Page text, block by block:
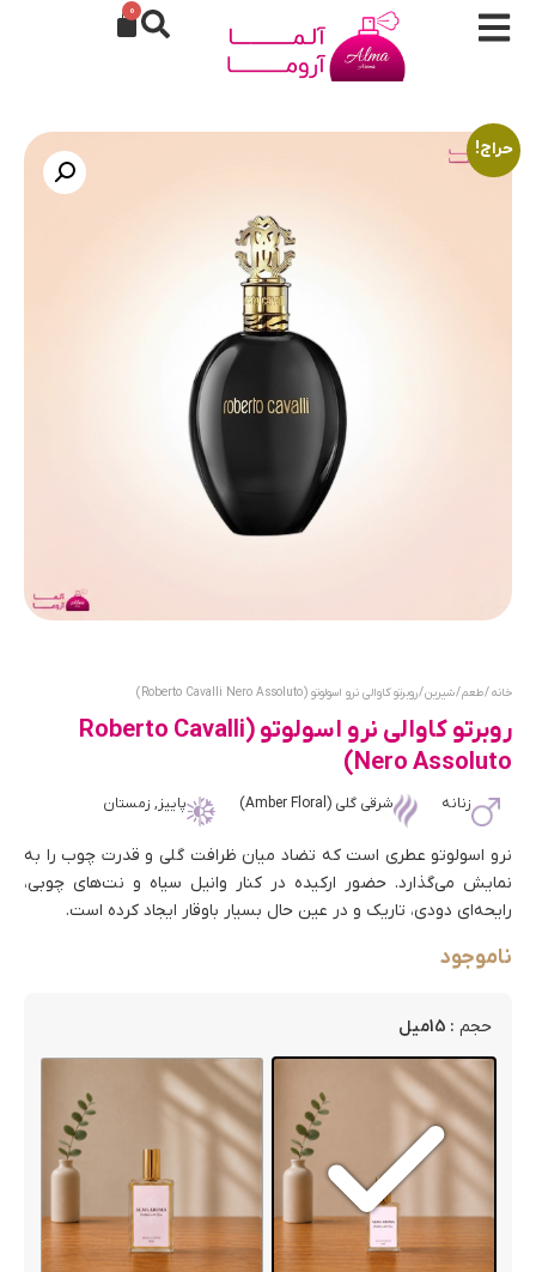
0
حراج!
خانه/طعم/شیرین/ روبرتو کاوالی نرو اسولوتو (Roberto Cavalli Nero Assoluto)
روبرتو کاوالی نرو اسولوتو (Roberto Cavalli
Nero Assoluto)
زنانه شرقی گلی (Amber Floral) پاییز, زمستان
نرو اسولوتو عطری است که تضاد میان ظرافت گلی و قدرت چوب را به
نمایش می‌گذارد. حضور ارکیده در کنار وانیل سیاه و نت‌های چوبی،
رایحه‌ای دودی، تاریک و در عین حال بسیار باوقار ایجاد کرده است.
ناموجود
حجم : 15میل